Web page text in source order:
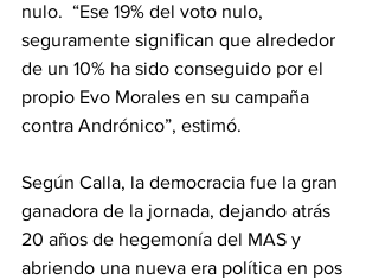
nulo.  “Ese 19% del voto nulo,
seguramente significan que alrededor
de un 10% ha sido conseguido por el
propio Evo Morales en su campaña
contra Andrónico”, estimó.
Según Calla, la democracia fue la gran
ganadora de la jornada, dejando atrás
20 años de hegemonía del MAS y
abriendo una nueva era política en pos